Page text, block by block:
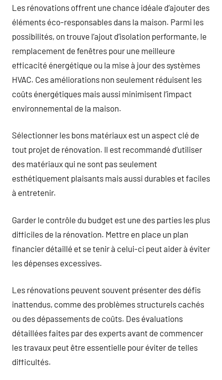
Les rénovations offrent une chance idéale d’ajouter des
éléments éco-responsables dans la maison. Parmi les
possibilités, on trouve l’ajout d’isolation performante, le
remplacement de fenêtres pour une meilleure
efficacité énergétique ou la mise à jour des systèmes
HVAC. Ces améliorations non seulement réduisent les
coûts énergétiques mais aussi minimisent l’impact
environnemental de la maison.
Sélectionner les bons matériaux est un aspect clé de
tout projet de rénovation. Il est recommandé d’utiliser
des matériaux qui ne sont pas seulement
esthétiquement plaisants mais aussi durables et faciles
à entretenir.
Garder le contrôle du budget est une des parties les plus
difficiles de la rénovation. Mettre en place un plan
financier détaillé et se tenir à celui-ci peut aider à éviter
les dépenses excessives.
Les rénovations peuvent souvent présenter des défis
inattendus, comme des problèmes structurels cachés
ou des dépassements de coûts. Des évaluations
détaillées faites par des experts avant de commencer
les travaux peut être essentielle pour éviter de telles
difficultés.